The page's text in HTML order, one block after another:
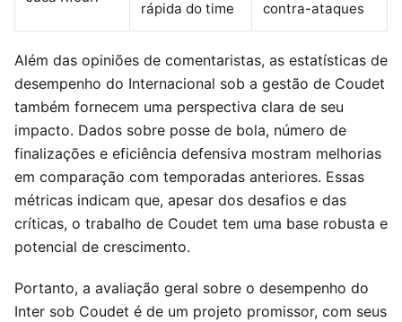
rápida do time
contra-ataques
Além das opiniões de comentaristas, as estatísticas de
desempenho do Internacional sob a gestão de Coudet
também fornecem uma perspectiva clara de seu
impacto. Dados sobre posse de bola, número de
finalizações e eficiência defensiva mostram melhorias
em comparação com temporadas anteriores. Essas
métricas indicam que, apesar dos desafios e das
críticas, o trabalho de Coudet tem uma base robusta e
potencial de crescimento.
Portanto, a avaliação geral sobre o desempenho do
Inter sob Coudet é de um projeto promissor, com seus